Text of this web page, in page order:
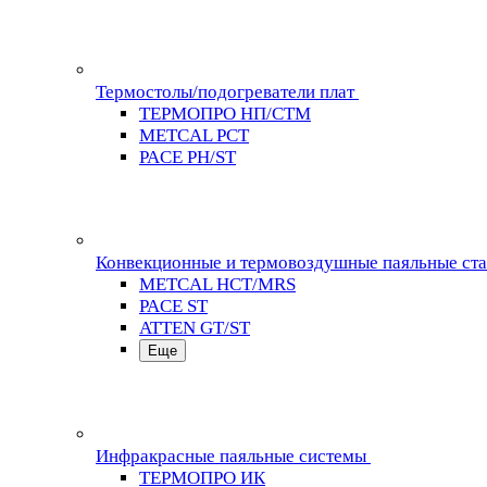
Термостолы/подогреватели плат
ТЕРМОПРО НП/СТМ
METCAL PCT
PACE PH/ST
Конвекционные и термовоздушные паяльные
METCAL HCT/MRS
PACE ST
ATTEN GT/ST
Еще
Инфракрасные паяльные системы
ТЕРМОПРО ИК